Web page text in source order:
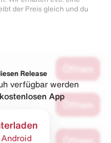
der Preis gleich und du
Release
verfügbar werden
kostenlosen App